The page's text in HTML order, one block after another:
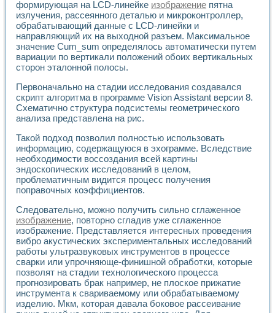
Учебный стенд для исследования принципа действия
Виртуальная система поддержки принимаемых решений в
Преемственность дисциплин «Моделирование систем» и
Универсальный стенд для исследования электрических
Лабораторные практикумы по информационно-
Виртуальный измеритель частотных характеристик на
Лабораторный практикум по основам теории Коммутации
Разработка виртуальной лабораторной работы
Виртуальные практикумы по электротехнике в среде
Из опыта внедрения в рамках национального проекта
Исследование эффективности решателей
Проблемы повышения качества образования и
Развитие LabVIEW лабораторного практикума по
Разработка виртуальной лаборатории по электротехнике
Усовершенствованные алгоритмы частотного анализа
Об опыте работы учебного центра «Технологии
Система диагностики двигателей постоянного тока
Автоматизированный стенд формирования
Лабораторный практикум по курсу ИИС на базе
Партнеры
Академические и отраслевые институты
Учебные заведения
Бизнес
Контакты
формирующая на LCD-линейке изображение пятна
излучения, рассеянного деталью и микроконтроллер,
обрабатывающий данные с LCD-линейки и
направляющий их на выходной разъем. Максимальное
значение Cum_sum определялось автоматически путем
вариации по вертикали положений обоих вертикальных
сторон эталонной полосы.
Первоначально на стадии исследования создавался
скрипт алгоритма в программе Vision Assistant версии 8.
Схематично структура подсистемы геометрического
анализа представлена на рис.
Такой подход позволил полностью использовать
информацию, содержащуюся в эхограмме. Вследствие
необходимости воссоздания всей картины
эндоскопических исследований в целом,
проблематичным видится процесс получения
поправочных коэффициентов.
Следовательно, можно получить сильно сглаженное
изображение, повторно сгладив уже сглаженное
изображение. Представляется интересных проведения
вибро акустических экспериментальных исследований
работы ультразвуковых инструментов в процессе
сварки или упрочняюще-финишной обработки, которые
позволят на стадии технологического процесса
прогнозировать брак например, не плоское прижатие
инструмента к свариваемому или обрабатываемому
изделию. Мкм, которая давала боковое рассеивание